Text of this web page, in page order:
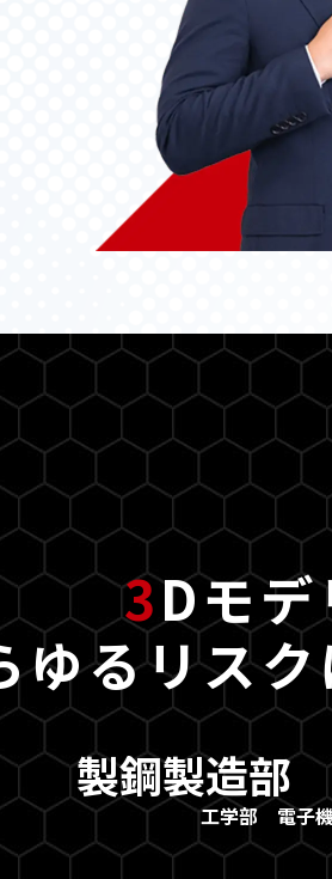
3Dモ
ゆるリス
製鋼製造部
工学部 電子